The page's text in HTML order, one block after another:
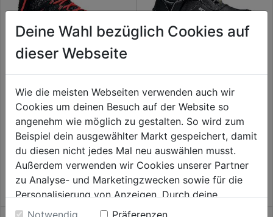
Sicherheitshochschuh S3
Maddox SRC ESD schwarz/rot
Mid
0.0
0.0
von
Sternen.
124,99€
Sicherheitshalbschuh S3
Reaction SRC ESD schw.XXT
Mid
0.0 (0)
0.0
von
5
Sternen.
124,99€
Deine Wahl bezüglich Cookies auf
dieser Webseite
Wie die meisten Webseiten verwenden auch wir
Cookies um deinen Besuch auf der Website so
angenehm wie möglich zu gestalten. So wird zum
Beispiel dein ausgewählter Markt gespeichert, damit
du diesen nicht jedes Mal neu auswählen musst.
Außerdem verwenden wir Cookies unserer Partner
zu Analyse- und Marketingzwecken sowie für die
Personalisierung von Anzeigen. Durch deine
Einwilligung werden die Daten von Drittanbieter,
Notwendig
Präferenzen